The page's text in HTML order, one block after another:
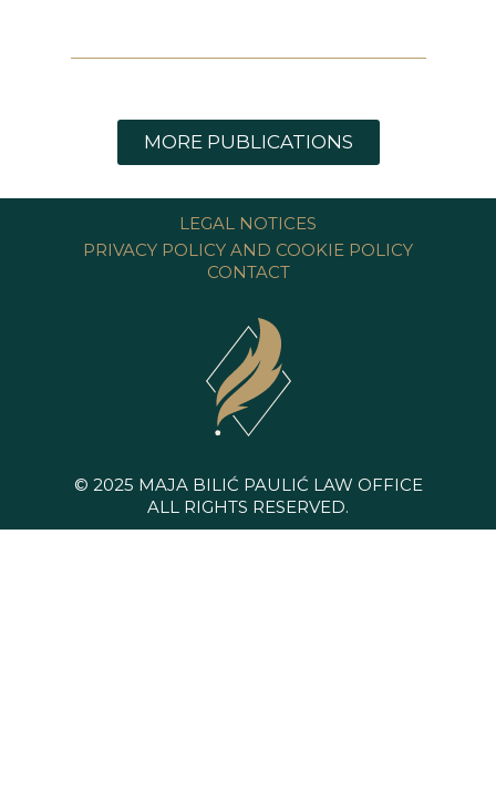
MORE PUBLICATIONS
LEGAL NOTICES
PRIVACY POLICY AND COOKIE POLICY
CONTACT
© 2025 MAJA BILIĆ PAULIĆ LAW OFFICE
ALL RIGHTS RESERVED.